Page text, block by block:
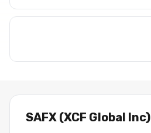
SAFX (XCF Global Inc)